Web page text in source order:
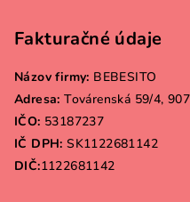
Fakturačné údaje
Názov firmy: BEBESITO
Adresa: Továrenská 59/4,
IČO: 53187237
IČ DPH: SK1122681142
DIČ:1122681142